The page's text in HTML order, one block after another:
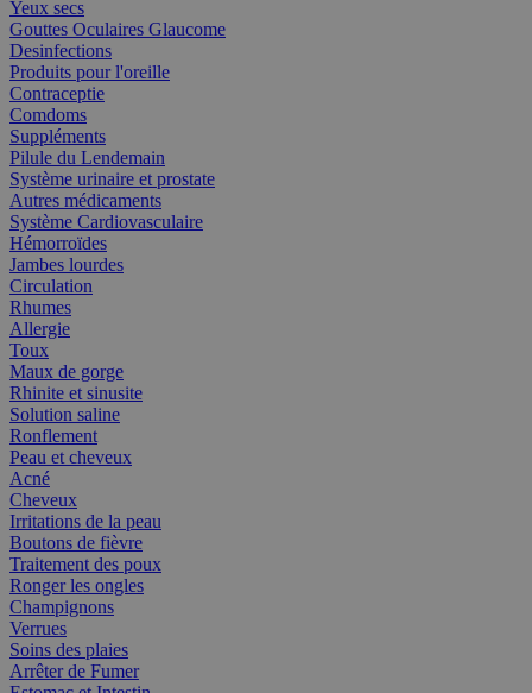
Yeux secs
Gouttes Oculaires Glaucome
Desinfections
Produits pour l'oreille
Contraceptie
Comdoms
Suppléments
Pilule du Lendemain
Système urinaire et prostate
Autres médicaments
Système Cardiovasculaire
Hémorroïdes
Jambes lourdes
Circulation
Rhumes
Allergie
Toux
Maux de gorge
Rhinite et sinusite
Solution saline
Ronflement
Peau et cheveux
Acné
Cheveux
Irritations de la peau
Boutons de fièvre
Traitement des poux
Ronger les ongles
Champignons
Verrues
Soins des plaies
Arrêter de Fumer